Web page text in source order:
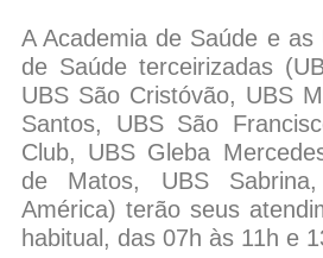
A Academia de Saúde e as
de Saúde terceirizadas
UBS São Cristóvão, UBS
Santos, UBS São
Club, UBS Gleba
de Matos, UBS
América) terão seus
habitual, das 07h às 11h e